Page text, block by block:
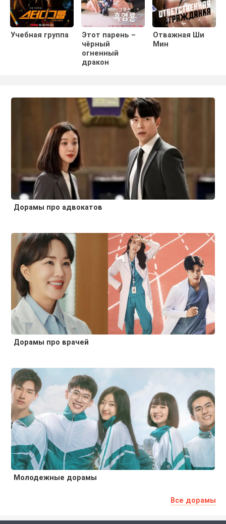
Учебная группа
Этот парень –
чёрный
огненный
дракон
Отважная Ши
Мин
Дорамы про адвокатов
Дорамы про врачей
Молодежные дорамы
Все дорамы